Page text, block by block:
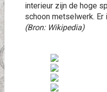
interieur zijn de hoge
schoon metselwerk.
(Bron: Wikipedia)